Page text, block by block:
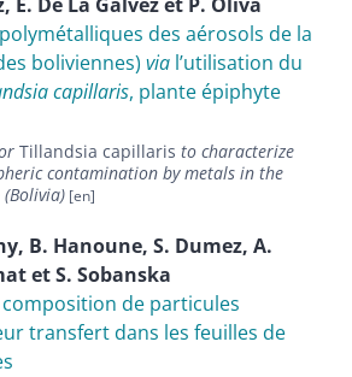
des aérosols de la
boliviennes) via l’utilisation du
capillaris, plante épiphyte
Tillandsia capillaris to characterize
contamination by metals in the
, B. Hanoune, S. Dumez, A.
etS. Sobanska
de particules
transfert dans les feuilles de